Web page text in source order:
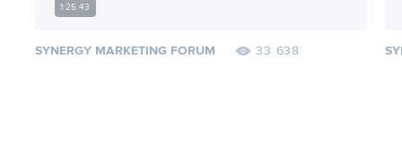
1:25:43
SYNERGY MARKETING FORUM 33 638